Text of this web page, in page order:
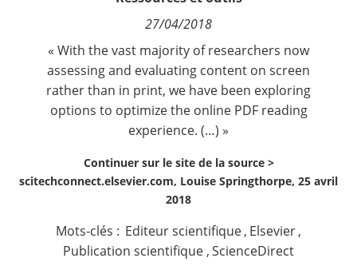
27/04/2018
« With the vast majority of researchers now
assessing and evaluating content on screen
rather than in print, we have been exploring
options to optimize the online PDF reading
experience. (…) »
Continuer sur le site de la source >
scitechconnect.elsevier.com, Louise Springthorpe, 25 avril
2018
Mots-clés : Editeur scientifique, Elsevier,
Publication scientifique ,ScienceDirect